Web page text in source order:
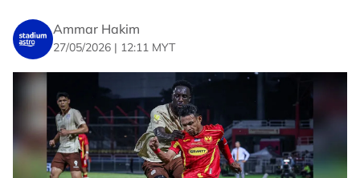
Ammar Hakim
27/05/2026 | 12:11 MYT